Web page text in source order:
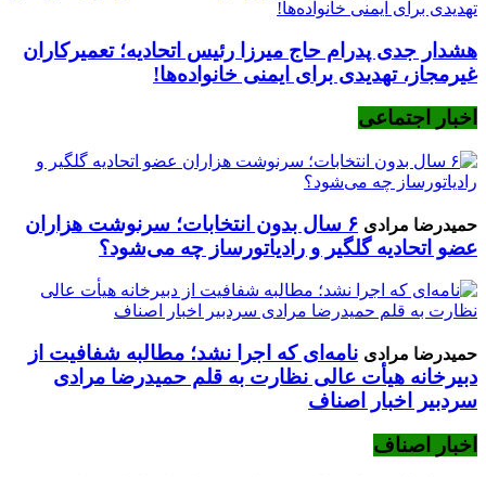
هشدار جدی پدرام حاج میرزا رئیس اتحادیه؛ تعمیرکاران
غیرمجاز، تهدیدی برای ایمنی خانواده‌ها!
اخبار اجتماعی
حمیدرضا مرادی
۶ سال بدون انتخابات؛ سرنوشت هزاران
عضو اتحادیه گلگیر و رادیاتورساز چه می‌شود؟
حمیدرضا مرادی نامه‌ای که اجرا نشد؛ مطالبه شفافیت از
دبیرخانه هیأت عالی نظارت به قلم حمیدرضا مرادی
سردبیر اخبار اصناف
اخبار اصناف